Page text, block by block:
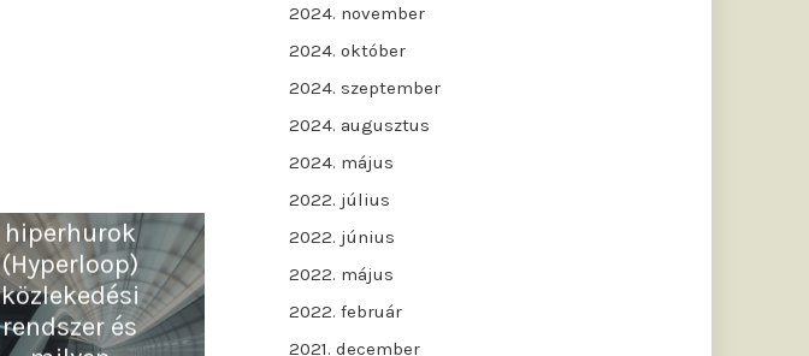
hiperhurok
(Hyperloop)
közlekedési
rendszer és
2024. november
2024. október
2024. szeptember
2024. augusztus
2024. május
2022. július
2022. június
2022. május
2022. február
2021. december